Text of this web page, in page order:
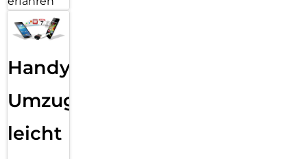
Einfaches, blasenfreies Aufbringen:
Mit dem EASY-ON Eco-Montagerahmen und dem
dazugehörigen Video Tutorial gestaltet sich die Montage des
kein schiefes Aufliegen des Screen Protectors auf dem
Display, keine verdeckten Öffnungen für Lautsprecher oder
Gut für die Umwelt: der Eco-Montagerahmen besteht zu
dem Einsatz bedenkenlos mit dem Altpapier recycelt
werden.
Handy
Umzug
leicht